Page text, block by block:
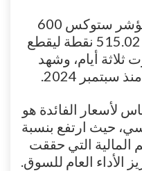
وبنهاية التعاملات، قفز مؤشر ستوكس 600
الأوروبي بنسبة 1.3% إلى 515.02 نقطة ليقطع
أيام، وشهد
2024.
لأسعار الفائدة هو
حيث ارتفع بنسبة
المالية التي حققت